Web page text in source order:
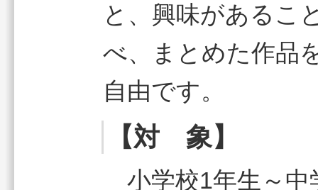
と、興味があるこ
べ、まとめた作品
自由です。
【対 象】
小学校1年生～中